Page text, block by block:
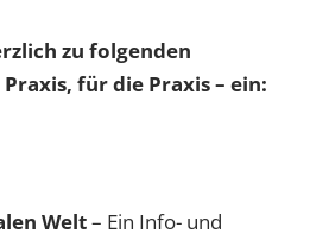
zu folgenden
für die Praxis – ein:
Welt– Ein Info- und